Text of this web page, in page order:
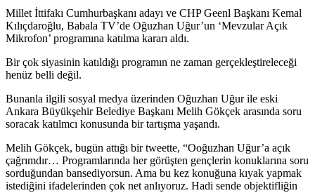
Millet İttifakı Cumhurbaşkanı adayı ve CHP Geenl Başkanı Kemal
Kılıçdaroğlu, Babala TV’de Oğuzhan Uğur’un ‘Mevzular Açık
Mikrofon’ programına katılma kararı aldı.
Bir çok siyasinin katıldığı programın ne zaman gerçekleştireleceği
henüz belli değil.
Bunanla ilgili sosyal medya üzerinden Oğuzhan Uğur ile eski
Ankara Büyükşehir Belediye Başkanı Melih Gökçek arasında soru
soracak katılmcı konusunda bir tartışma yaşandı.
Melih Gökçek, bugün attığı bir tweette, “Ooğuzhan Uğur’a açık
çağrımdır… Programlarında her görüşten gençlerin konuklarına soru
sorduğundan bansediyorsun. Ama bu kez konuğuna kıyak yapmak
istediğini ifadelerinden çok net anlıyoruz. Hadi sende objektifliğin